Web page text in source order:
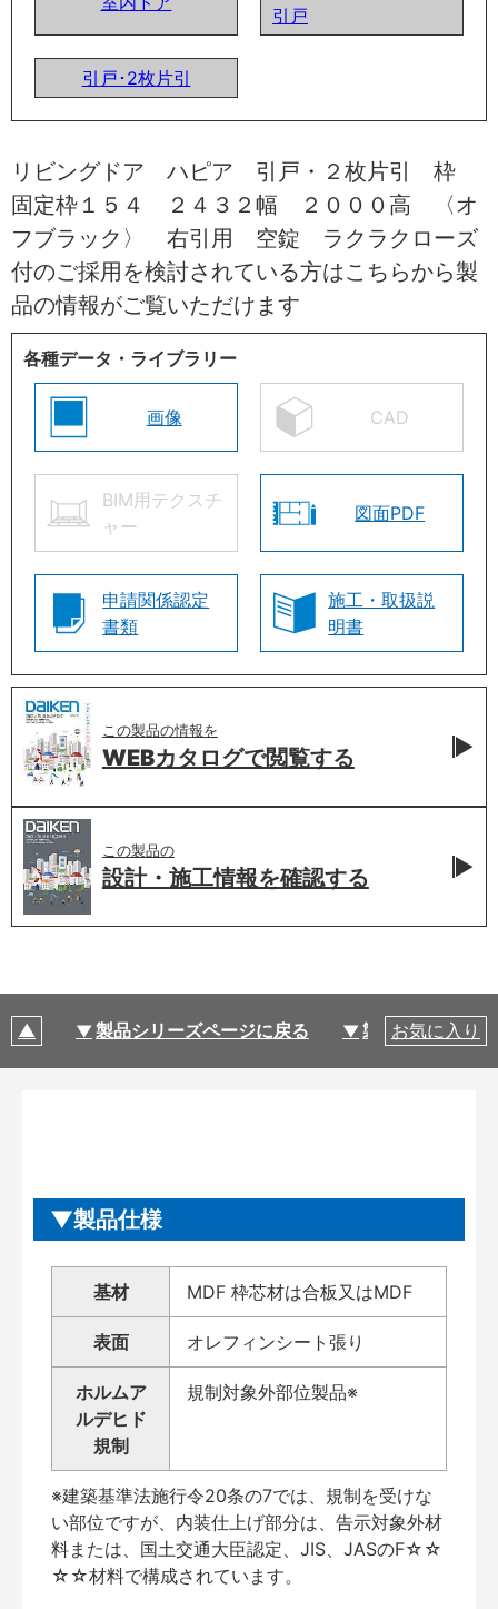
引戸
引戸･2枚片引
リビングドア ハピア 引戸・２枚片引 枠
固定枠１５４ ２４３２幅 ２０００高 〈オ
フブラック〉 右引用 空錠 ラクラクローズ
付のご採用を検討されている方はこちらから製
品の情報がご覧いただけます
各種データ・ライブラリー
画像 CAD
BIM用テクスチ
ャー
図面PDF
申請関係認定
書類
施工・取扱説
明書
この製品の情報を
WEBカタログで閲覧する
この製品の
設計・施工情報を確認する
製品シリーズページに戻る 製品仕様
お気に入り
製品仕様
基材 MDF 枠芯材は合板又はMDF
表面 オレフィンシート張り
ホルムア
ルデヒド
規制
規制対象外部位製品※
※建築基準法施行令20条の7では、規制を受けな
い部位ですが、内装仕上げ部分は、告示対象外材
料または、国土交通大臣認定、JIS、JASのF☆☆
☆☆材料で構成されています。